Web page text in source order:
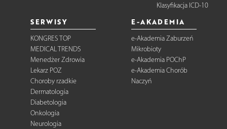
Klasyfikacja ICD-10
SERWISY
KONGRES TOP
MEDICAL TRENDS
Menedżer Zdrowia
Lekarz POZ
Choroby rzadkie
Dermatologia
Diabetologia
Onkologia
Neurologia
E-AKADEMIA
e-Akademia Zaburzeń
Mikrobioty
e-Akademia POChP
e-Akademia Chorób
Naczyń